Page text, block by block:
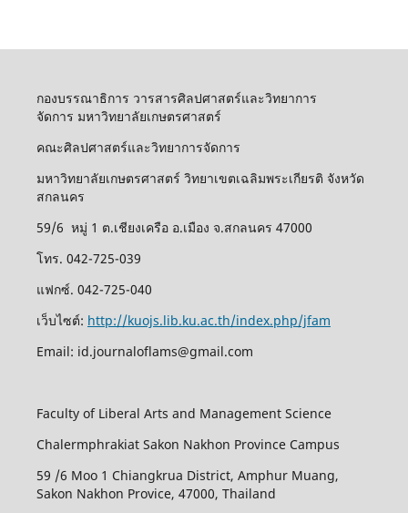
กองบรรณาธิการ วารสารศิลปศาสตร์และวิทยาการ
จัดการ มหาวิทยาลัยเกษตรศาสตร์
คณะศิลปศาสตร์และวิทยาการจัดการ
มหาวิทยาลัยเกษตรศาสตร์ วิทยาเขตเฉลิมพระเกียรติ จังหวัด
สกลนคร
59/6 หมู่ 1 ต.เชียงเครือ อ.เมือง จ.สกลนคร 47000
โทร. 042-725-039
แฟกซ์. 042-725-040
เว็บไซต์: http://kuojs.lib.ku.ac.th/index.php/jfam
Email: id.journaloflams@gmail.com
Faculty of Liberal Arts and Management Science
Chalermphrakiat Sakon Nakhon Province Campus
59 /6 Moo 1 Chiangkrua District, Amphur Muang,
Sakon Nakhon Provice, 47000, Thailand